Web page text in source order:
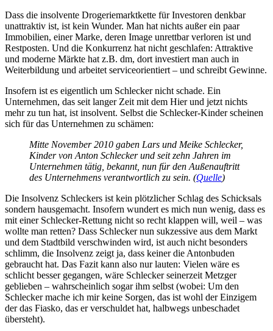
Dass die insolvente Drogeriemarktkette für Investoren denkbar
unattraktiv ist, ist kein Wunder. Man hat nichts außer ein paar
Immobilien, einer Marke, deren Image unrettbar verloren ist und
Restposten. Und die Konkurrenz hat nicht geschlafen: Attraktive
und moderne Märkte hat z.B. dm, dort investiert man auch in
Weiterbildung und arbeitet serviceorientiert – und schreibt Gewinne.
Insofern ist es eigentlich um Schlecker nicht schade. Ein
Unternehmen, das seit langer Zeit mit dem Hier und jetzt nichts
mehr zu tun hat, ist insolvent. Selbst die Schlecker-Kinder scheinen
sich für das Unternehmen zu schämen:
Mitte November 2010 gaben Lars und Meike Schlecker,
Kinder von Anton Schlecker und seit zehn Jahren im
Unternehmen tätig, bekannt, nun für den Außenauftritt
des Unternehmens verantwortlich zu sein. (Quelle)
Die Insolvenz Schleckers ist kein plötzlicher Schlag des Schicksals
sondern hausgemacht. Insofern wundert es mich nun wenig, dass es
mit einer Schlecker-Rettung nicht so recht klappen will, weil – was
wollte man retten? Dass Schlecker nun sukzessive aus dem Markt
und dem Stadtbild verschwinden wird, ist auch nicht besonders
schlimm, die Insolvenz zeigt ja, dass keiner die Antonbuden
gebraucht hat. Das Fazit kann also nur lauten: Vielen wäre es
schlicht besser gegangen, wäre Schlecker seinerzeit Metzger
geblieben – wahrscheinlich sogar ihm selbst (wobei: Um den
Schlecker mache ich mir keine Sorgen, das ist wohl der Einzigem
der das Fiasko, das er verschuldet hat, halbwegs unbeschadet
übersteht).